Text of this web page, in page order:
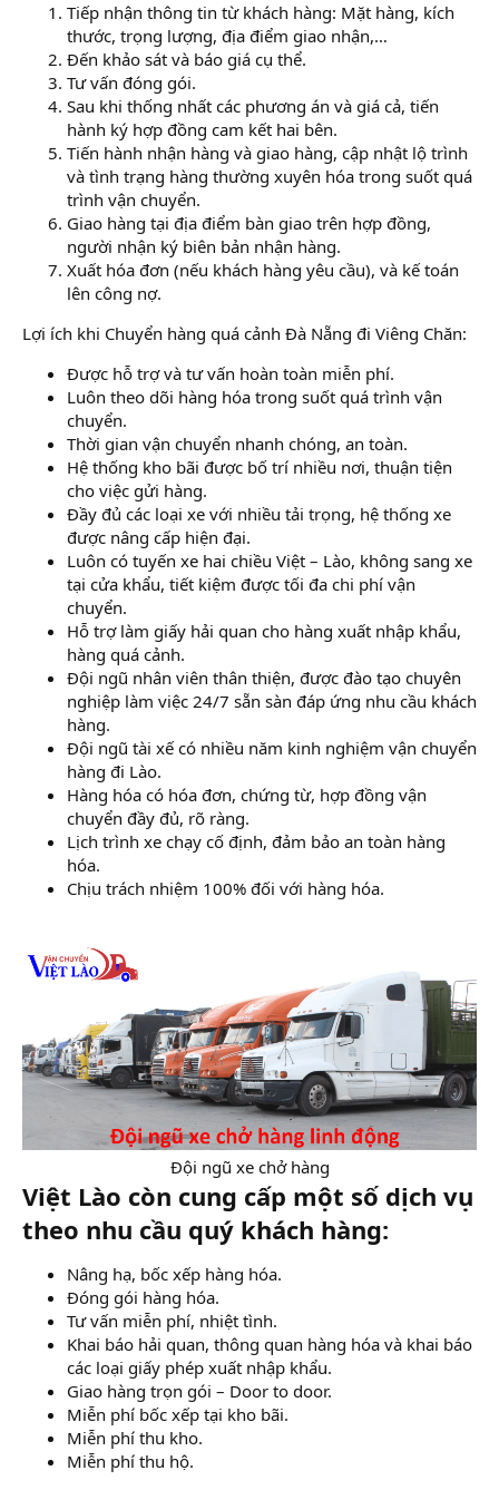
Tiếp nhận thông tin từ khách hàng: Mặt hàng, kích
thước, trọng lượng, địa điểm giao nhận,…
Đến khảo sát và báo giá cụ thể.
Tư vấn đóng gói.
Sau khi thống nhất các phương án và giá cả, tiến
hành ký hợp đồng cam kết hai bên.
Tiến hành nhận hàng và giao hàng, cập nhật lộ trình
và tình trạng hàng thường xuyên hóa trong suốt quá
trình vận chuyển.
Giao hàng tại địa điểm bàn giao trên hợp đồng,
người nhận ký biên bản nhận hàng.
Xuất hóa đơn (nếu khách hàng yêu cầu), và kế toán
lên công nợ.
Lợi ích khi Chuyển hàng quá cảnh Đà Nẵng đi Viêng Chăn:
Được hỗ trợ và tư vấn hoàn toàn miễn phí.
Luôn theo dõi hàng hóa trong suốt quá trình vận
chuyển.
Thời gian vận chuyển nhanh chóng, an toàn.
Hệ thống kho bãi được bố trí nhiều nơi, thuận tiện
cho việc gửi hàng.
Đầy đủ các loại xe với nhiều tải trọng, hệ thống xe
được nâng cấp hiện đại.
Luôn có tuyến xe hai chiều Việt – Lào, không sang xe
tại cửa khẩu, tiết kiệm được tối đa chi phí vận
chuyển.
Hỗ trợ làm giấy hải quan cho hàng xuất nhập khẩu,
hàng quá cảnh.
Đội ngũ nhân viên thân thiện, được đào tạo chuyên
nghiệp làm việc 24/7 sẵn sàn đáp ứng nhu cầu khách
hàng.
Đội ngũ tài xế có nhiều năm kinh nghiệm vận chuyển
hàng đi Lào.
Hàng hóa có hóa đơn, chứng từ, hợp đồng vận
chuyển đầy đủ, rõ ràng.
Lịch trình xe chạy cố định, đảm bảo an toàn hàng
hóa.
Chịu trách nhiệm 100% đối với hàng hóa.
Đội ngũ xe chở hàng​
Việt Lào còn cung cấp một số dịch vụ
theo nhu cầu quý khách hàng:
Nâng hạ, bốc xếp hàng hóa.
Đóng gói hàng hóa.
Tư vấn miễn phí, nhiệt tình.
Khai báo hải quan, thông quan hàng hóa và khai báo
các loại giấy phép xuất nhập khẩu.
Giao hàng trọn gói – Door to door.
Miễn phí bốc xếp tại kho bãi.
Miễn phí thu kho.
Miễn phí thu hộ.